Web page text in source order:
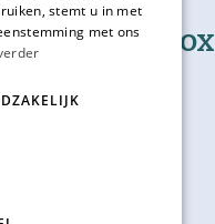
veilig bijSTOX
Volg ons
stemt u in met
met ons